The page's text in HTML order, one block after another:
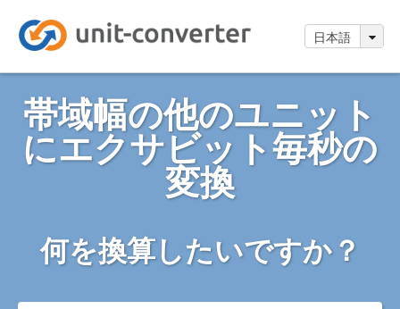
日本語
帯域幅の他のユニット
にエクサビット毎秒の
変換
何を換算したいですか？